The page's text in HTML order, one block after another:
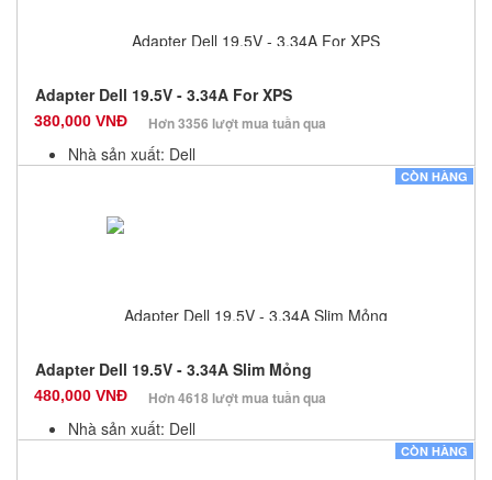
Adapter Dell 19.5V - 3.34A For XPS
380,000 VNĐ Hơn 3356 lượt mua tuần qua
Nhà sản xuất: Dell
Số lượng: 10
CÒN HÀNG
Adapter Dell 19.5V - 3.34A Slim Mỏng
480,000 VNĐ Hơn 4618 lượt mua tuần qua
Nhà sản xuất: Dell
CÒN HÀNG